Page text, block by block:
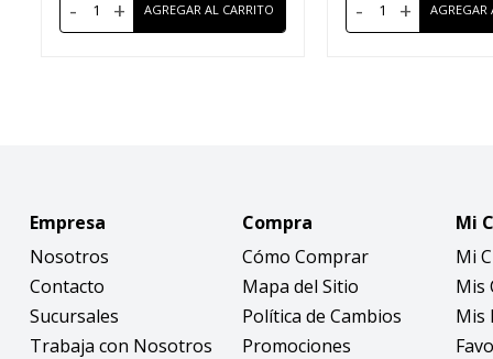
- + - +
Empresa
Nosotros
Contacto
Sucursales
Trabaja con Nosotros
Compra
Cómo Comprar
Mapa del Sitio
Política de Cambios
Promociones
Mi
Mi
Mis
Mis